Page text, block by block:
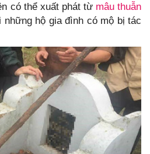
có thể xuất phát từ mâu thuẫn
hộ gia đình có mộ bị tác